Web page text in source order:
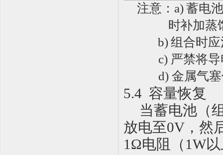
注意： a) 蓄电
时补加蒸
b)组合时
c) 严禁将
d) 金属气
5.4 容量恢复
当蓄电池（
放电至0V ，然
1Ω电阻（1W